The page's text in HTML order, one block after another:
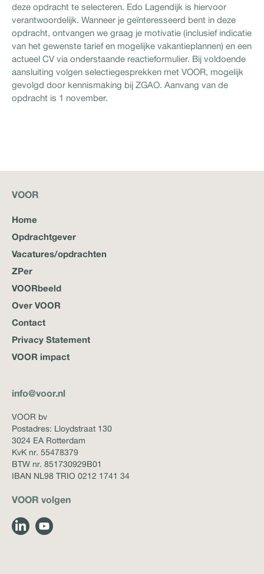
deze opdracht te selecteren. Edo Lagendijk is hiervoor
verantwoordelijk. Wanneer je geïnteresseerd bent in deze
opdracht, ontvangen we graag je motivatie (inclusief indicatie
van het gewenste tarief en mogelijke vakantieplannen) en een
actueel CV via onderstaande reactieformulier. Bij voldoende
aansluiting volgen selectiegesprekken met VOOR, mogelijk
gevolgd door kennismaking bij ZGAO. Aanvang van de
opdracht is 1 november.
VOOR
Home
Opdrachtgever
Vacatures/opdrachten
ZPer
VOORbeeld
Over VOOR
Contact
Privacy Statement
VOOR impact
info@voor.nl
VOOR bv
Postadres: Lloydstraat 130
3024 EA Rotterdam
KvK nr. 55478379
BTW nr. 851730929B01
IBAN NL98 TRIO 0212 1741 34
VOOR volgen